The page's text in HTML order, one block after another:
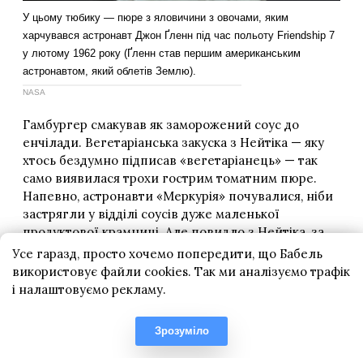
Усе гаразд, просто хочемо попередити, що Бабель
використовує файли cookies. Так ми аналізуємо трафік
і налаштовуємо рекламу.
Зрозуміло